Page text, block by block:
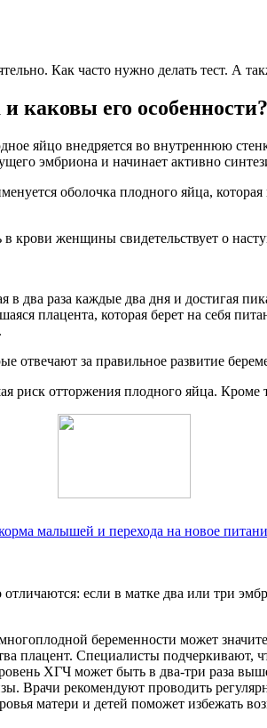
Как часто нужно делать тест. А
каковы его особенности?
яйцо внедряется во внутреннюю
эмбриона и начинает активно
оболочка плодного яйца,
крови женщины свидетельствует о
два раза каждые два дня и достигая
плацента, которая берет на себя
отвечают за правильное развитие
риск отторжения плодного яйца. Кроме
малышей и перехода на новое
если в матке два или три
беременности может
плацент. Специалисты подчеркивают,
ХГЧ может быть в два-три раза
Врачи рекомендуют проводить
матери и детей поможет избежать